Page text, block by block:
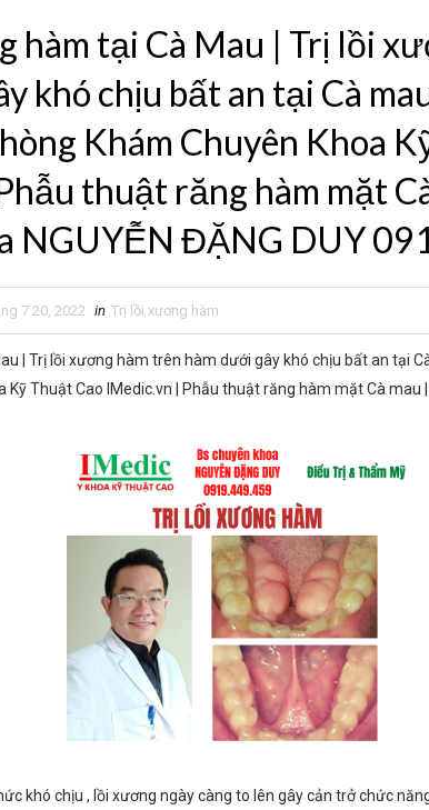
hàm tại Cà Mau | Trị lồi
khó chịu bất an tại Cà
Khám Chuyên Khoa
thuật răng hàm mặt
NGUYỄN ĐẶNG DUY
7 20, 2022 in Trị lồi xương hàm
| Trị lồi xương hàm trên hàm dưới gây khó chịu bất an tại
Kỹ Thuật Cao IMedic.vn | Phẫu thuật răng hàm mặt Cà mau |
khó chịu , lồi xương ngày càng to lên gây cản trở chức